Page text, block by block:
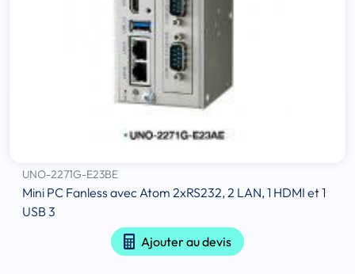
UNO-2271G-E23BE
Mini PC Fanless avec Atom 2xRS232, 2 LAN, 1 HDMI et 1
USB 3
Ajouter au devis